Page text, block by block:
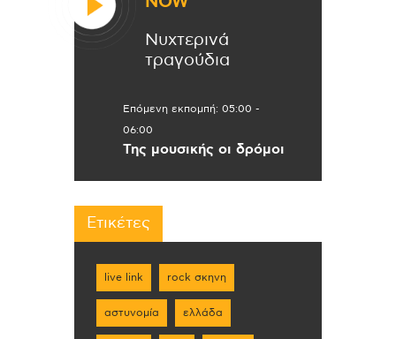
Νυχτερινά
τραγούδια
Επόμενη εκπομπή: 05:00 -
06:00
Της μουσικής οι δρόμοι
Ετικέτες
live link rock σκηνη
αστυνομία ελλάδα